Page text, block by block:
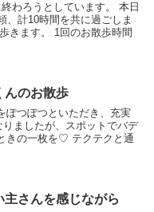
わろうとしています。 本日
、計10時間を共に過ごしま
きます。 1回のお散歩時間
んのお散歩
ぽつぽつといただき、充実
ましたが、スポットでバデ
きの一枚を♡ テクテクと通
主さんを感じながら